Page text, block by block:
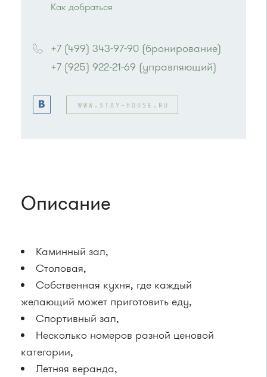
Как добраться
Спутник"
Автобус № 366.
Маршрутка № 460м, 707м
Автобус № 20
+7 (499) 343-97-90 (бронирование)
+7 (925) 922-21-69 (управляющий)
WWW.STAY-HOUSE.RU
Описание
Каминный зал,
Столовая,
Cобственная кухня, где каждый
желающий может приготовить еду,
Cпортивный зал,
Несколько номеров разной ценовой
категории,
Летняя веранда,